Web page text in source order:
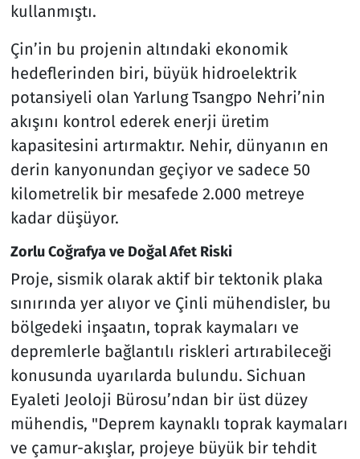
kullanmıştı.
Çin’in bu projenin altındaki ekonomik
hedeflerinden biri, büyük hidroelektrik
potansiyeli olan Yarlung Tsangpo Nehri’nin
akışını kontrol ederek enerji üretim
kapasitesini artırmaktır. Nehir, dünyanın en
derin kanyonundan geçiyor ve sadece 50
kilometrelik bir mesafede 2.000 metreye
kadar düşüyor.
Zorlu Coğrafya ve Doğal Afet Riski
Proje, sismik olarak aktif bir tektonik plaka
sınırında yer alıyor ve Çinli mühendisler, bu
bölgedeki inşaatın, toprak kaymaları ve
depremlerle bağlantılı riskleri artırabileceği
konusunda uyarılarda bulundu. Sichuan
Eyaleti Jeoloji Bürosu’ndan bir üst düzey
mühendis, "Deprem kaynaklı toprak kaymaları
ve çamur-akışlar, projeye büyük bir tehdit